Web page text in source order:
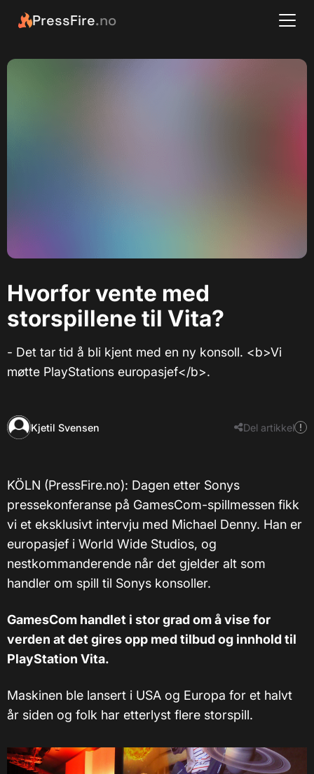
PressFire.no
Hvorfor vente med
storspillene til Vita?
- Det tar tid å bli kjent med en ny konsoll. <b>Vi
møtte PlayStations europasjef</b>.
Kjetil Svensen Del artikkel
KÖLN (PressFire.no): Dagen etter Sonys
pressekonferanse på GamesCom-spillmessen fikk
vi et eksklusivt intervju med Michael Denny. Han er
europasjef i World Wide Studios, og
nestkommanderende når det gjelder alt som
handler om spill til Sonys konsoller.
GamesCom handlet i stor grad om å vise for
verden at det gires opp med tilbud og innhold til
PlayStation Vita.
Maskinen ble lansert i USA og Europa for et halvt
år siden og folk har etterlyst flere storspill.